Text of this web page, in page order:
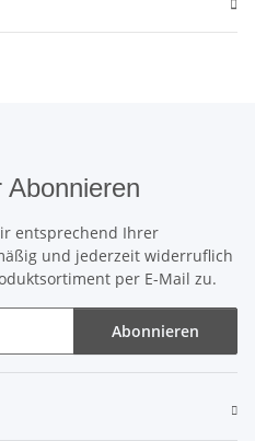
Abonnieren
entsprechend Ihrer
und jederzeit widerruflich
per E-Mail zu.
Abonnieren